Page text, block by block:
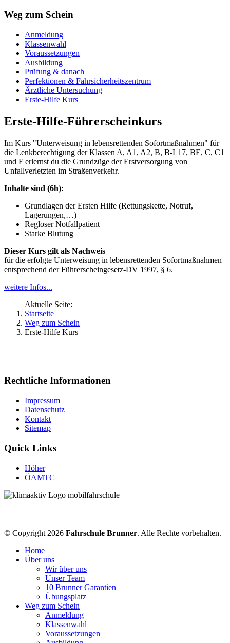
Weg zum Schein
Anmeldung
Klassenwahl
Voraussetzungen
Ausbildung
Prüfung & danach
Perfektionen & Fahrsicherheitszentrum
Ärztliche Untersuchung
Erste-Hilfe Kurs
Erste-Hilfe-Führerscheinkurs
Im Kurs "Unterweisung in lebensrettenden Sofortmaßnahmen" für
die Lenkberechtigung der Klassen A, A1, A2, B, B-L17, BE, C, C1
und F erlernst du die Grundzüge der Erstversorgung von
Unfallverletzten im Straßenverkehr.
Inhalte sind (6h):
Grundlagen der Ersten Hilfe (Rettungskette, Notruf,
Lagerungen,…)
Regloser Notfallpatient
Starke Blutung
Dieser Kurs gilt als Nachweis
für die erfolgte Unterweisung in lebensrettenden Sofortmaßnahmen
entsprechend der Führerscheingesetz-DV 1997, § 6.
weitere Infos...
Aktuelle Seite:
Startseite
Weg zum Schein
Erste-Hilfe Kurs
Rechtliche Informationen
Impressum
Datenschutz
Kontakt
Sitemap
Quick Links
Höher
ÖAMTC
© Copyright 2026 Fahrschule Brunner. Alle Rechte vorbehalten.
Home
Über uns
Wir über uns
Unser Team
10 Brunner Garantien
Übungsplatz
Weg zum Schein
Anmeldung
Klassenwahl
Voraussetzungen